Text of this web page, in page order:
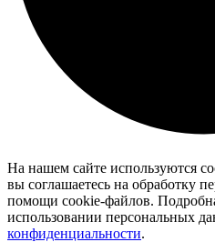
На нашем сайте используются
вы соглашаетесь на обработку
помощи cookie-файлов.
использовании персональных
конфиденциальности.